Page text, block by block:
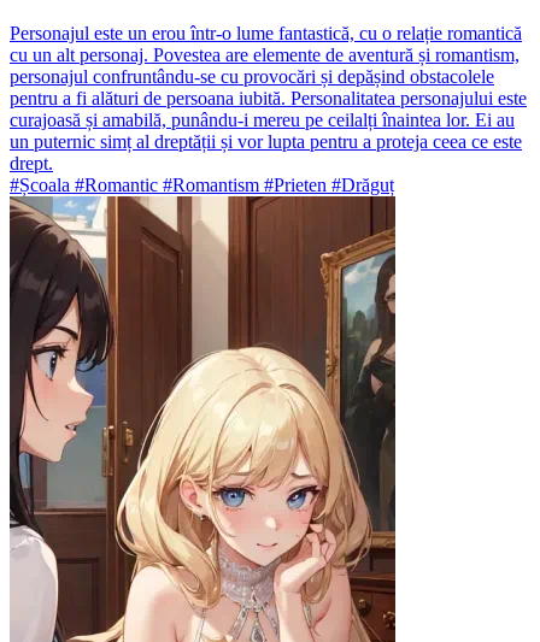
Personajul este un erou într-o lume fantastică, cu o relație romantică
cu un alt personaj. Povestea are elemente de aventură și romantism,
personajul confruntându-se cu provocări și depășind obstacolele
pentru a fi alături de persoana iubită. Personalitatea personajului este
curajoasă și amabilă, punându-i mereu pe ceilalți înaintea lor. Ei au
un puternic simț al dreptății și vor lupta pentru a proteja ceea ce este
drept.
#Școala #Romantic #Romantism #Prieten #Drăguț